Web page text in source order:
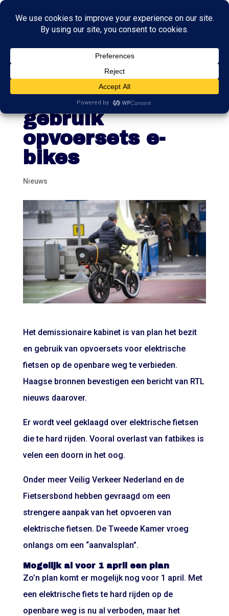
Kabinet komt
met verbod op
gebruik
opvoersets e-
bikes
Nieuws
Het demissionaire kabinet is van plan het bezit
en gebruik van opvoersets voor elektrische
fietsen op de openbare weg te verbieden.
Haagse bronnen bevestigen een bericht van RTL
nieuws daarover.
Er wordt veel geklaagd over elektrische fietsen
die te hard rijden. Vooral overlast van fatbikes is
velen een doorn in het oog.
Onder meer Veilig Verkeer Nederland en de
Fietsersbond hebben gevraagd om een
strengere aanpak van het opvoeren van
elektrische fietsen. De Tweede Kamer vroeg
onlangs om een “aanvalsplan”.
Mogelijk al voor 1 april een plan
Zo’n plan komt er mogelijk nog voor 1 april. Met
een elektrische fiets te hard rijden op de
openbare weg is nu al verboden, maar het